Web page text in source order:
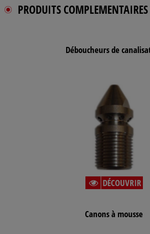
PRODUITS COMPLEMENTAIRES
Déboucheurs de
DÉCOUVRIR
Canons à mousse